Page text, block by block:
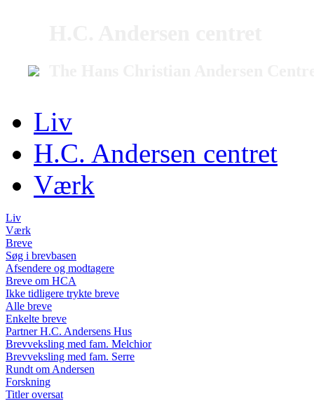
Liv
H.C. Andersen centret
Værk
Liv
Værk
Breve
Søg i brevbasen
Afsendere og modtagere
Breve om HCA
Ikke tidligere trykte breve
Alle breve
Enkelte breve
Partner H.C. Andersens Hus
Brevveksling med fam. Melchior
Brevveksling med fam. Serre
Rundt om Andersen
Forskning
Titler oversat